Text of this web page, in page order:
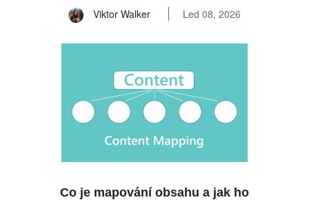
Viktor Walker Led 08, 2026
Co je mapování obsahu a jak ho